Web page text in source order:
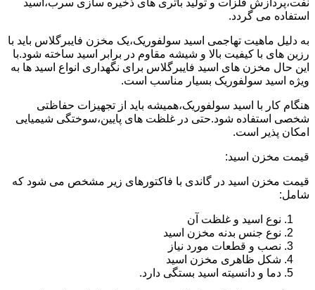
استفاده می گردد.
به دلیل ماهیت تهاجمی اسید سولفوریک،یک مخزن فایبرگلاس باید با
رزین های با کیفیت بالا و شیشه مقاوم در برابر اسید ساخته شود.با
این حال مخزن های اسید فایبرگلاس برای نگهداری انواع اسید ها به
ویژه اسید سولفوریک بسیار مناسب است.
هنگام کار با اسید سولفوریک،همیشه باید از تجهیزات حفاظتی
شخصی استفاده شود.حتی در غلظت های پایین،سوختگی شیمیایی
امکان پذیر است.
قیمت مخزن اسید:
قیمت مخزن اسید در گاندی با فاکتورهای زیر مشخص می شود که
شامل:
نوع اسید و غلظت آن
نوع جنس بدنه مخزن اسید
نصب و قطعات مورد نیاز
شکل ظاهری مخزن اسید
دما و دانسیته اسید بستگی دارد.